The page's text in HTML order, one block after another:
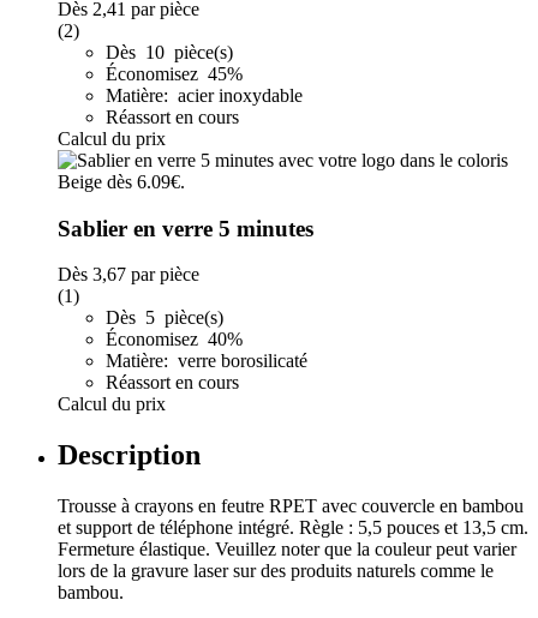
Dès 2,41 par pièce
(2)
Dès 10 pièce(s)
Économisez 45%
Matière: acier inoxydable
Réassort en cours
Calcul du prix
Sablier en verre 5 minutes
Dès 3,67 par pièce
(1)
Dès 5 pièce(s)
Économisez 40%
Matière: verre borosilicaté
Réassort en cours
Calcul du prix
Description
Trousse à crayons en feutre RPET avec couvercle en bambou
et support de téléphone intégré. Règle : 5,5 pouces et 13,5 cm.
Fermeture élastique. Veuillez noter que la couleur peut varier
lors de la gravure laser sur des produits naturels comme le
bambou.